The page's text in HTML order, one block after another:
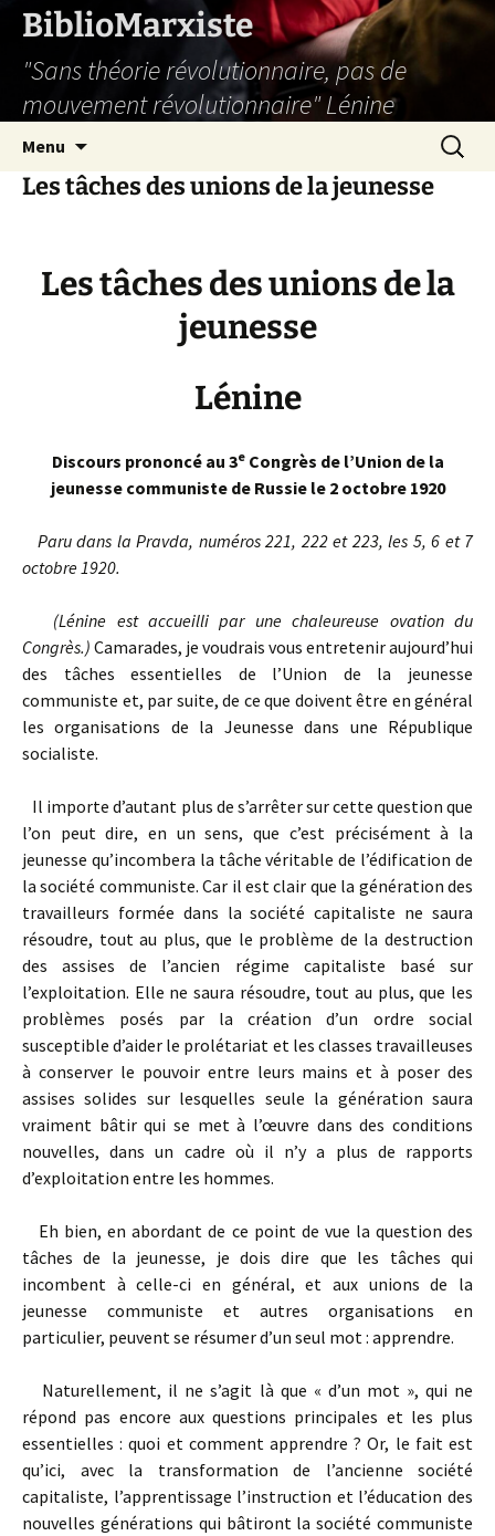
Aller
contenu
BiblioMarxiste
"Sans théorie révolutionnaire, pas de
mouvement révolutionnaire" Lénine
Menu
Les tâches des unions de la jeunesse
Les tâches des unions de la
jeunesse
Lénine
Discours prononcé au 3eCongrès de l’Union de la
jeunesse communiste de Russie le 2 octobre 1920
Paru dans la Pravda, numéros 221, 222 et 223, les 5, 6 et 7
octobre 1920.
(Lénine est accueilli par une chaleureuse ovation du
Congrès.) Camarades, je voudrais vous entretenir aujourd’hui
des tâches essentielles de l’Union de la jeunesse
communiste et, par suite, de ce que doivent être en général
les organisations de la Jeunesse dans une République
socialiste.
Il importe d’autant plus de s’arrêter sur cette question que
l’on peut dire, en un sens, que c’est précisément à la
jeunesse qu’incombera la tâche véritable de l’édification de
la société communiste. Car il est clair que la génération des
travailleurs formée dans la société capitaliste ne saura
résoudre, tout au plus, que le problème de la destruction
des assises de l’ancien régime capitaliste basé sur
l’exploitation. Elle ne saura résoudre, tout au plus, que les
problèmes posés par la création d’un ordre social
susceptible d’aider le prolétariat et les classes travailleuses
à conserver le pouvoir entre leurs mains et à poser des
assises solides sur lesquelles seule la génération saura
vraiment bâtir qui se met à l’œuvre dans des conditions
nouvelles, dans un cadre où il n’y a plus de rapports
d’exploitation entre les hommes.
Eh bien, en abordant de ce point de vue la question des
tâches de la jeunesse, je dois dire que les tâches qui
incombent à celle-ci en général, et aux unions de la
jeunesse communiste et autres organisations en
particulier, peuvent se résumer d’un seul mot : apprendre.
Naturellement, il ne s’agit là que « d’un mot », qui ne
répond pas encore aux questions principales et les plus
essentielles : quoi et comment apprendre ? Or, le fait est
qu’ici, avec la transformation de l’ancienne société
capitaliste, l’apprentissage l’instruction et l’éducation des
nouvelles générations qui bâtiront la société communiste